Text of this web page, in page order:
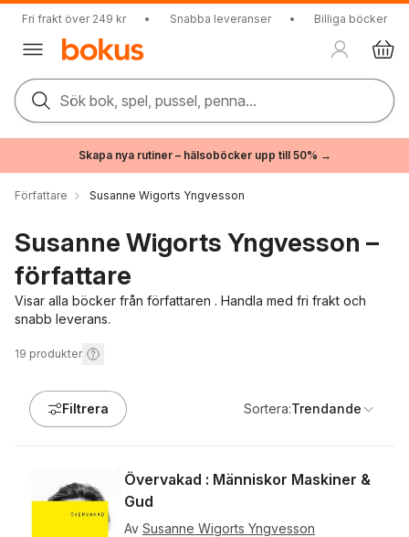
Fri frakt över 249 kr • Snabba leveranser • Billiga böcker
Sök bok, spel, pussel, penna...
Skapa nya rutiner – hälsoböcker upp till 50% →
Författare Susanne Wigorts Yngvesson
Susanne Wigorts Yngvesson –
författare
Visar alla böcker från författaren . Handla med fri frakt och
snabb leverans.
19 produkter
Filtrera Sortera:Trendande
Övervakad : Människor Maskiner &
Gud
Av Susanne Wigorts Yngvesson